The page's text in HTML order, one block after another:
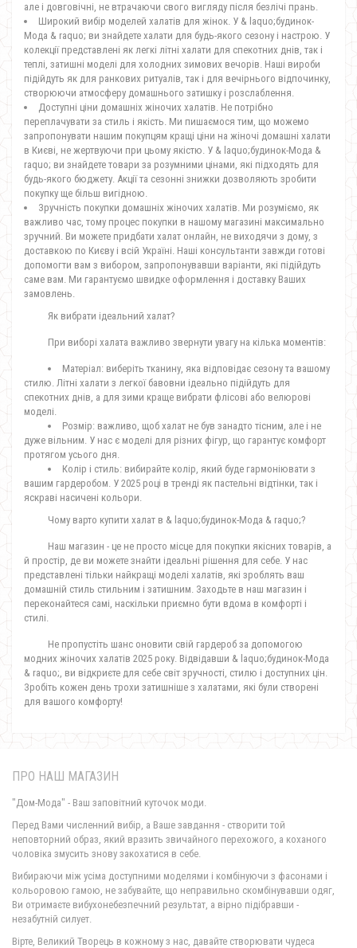
але і довговічні, не втрачаючи свого вигляду після безлічі прань.
Широкий вибір моделей халатів для жінок. У & laquo;будинок-
Мода & raquo; ви знайдете халати для будь-якого сезону і настрою. У
колекції представлені як легкі літні халати для спекотних днів, так і
теплі, затишні моделі для холодних зимових вечорів. Наші вироби
підійдуть як для ранкових ритуалів, так і для вечірнього відпочинку,
створюючи атмосферу домашнього затишку і розслаблення.
Доступні ціни домашніх жіночих халатів. Не потрібно
переплачувати за стиль і якість. Ми пишаємося тим, що можемо
запропонувати нашим покупцям кращі ціни на жіночі домашні халати
в Києві, не жертвуючи при цьому якістю. У & laquo;будинок-Мода &
raquo; ви знайдете товари за розумними цінами, які підходять для
будь-якого бюджету. Акції та сезонні знижки дозволяють зробити
покупку ще більш вигідною.
Зручність покупки домашніх жіночих халатів. Ми розуміємо, як
важливо час, тому процес покупки в нашому магазині максимально
зручний. Ви можете придбати халат онлайн, не виходячи з дому, з
доставкою по Києву і всій Україні. Наші консультанти завжди готові
допомогти вам з вибором, запропонувавши варіанти, які підійдуть
саме вам. Ми гарантуємо швидке оформлення і доставку Ваших
замовлень.
Як вибрати ідеальний халат?
При виборі халата важливо звернути увагу на кілька моментів:
Матеріал: виберіть тканину, яка відповідає сезону та вашому
стилю. Літні халати з легкої бавовни ідеально підійдуть для
спекотних днів, а для зими краще вибрати флісові або велюрові
моделі.
Розмір: важливо, щоб халат не був занадто тісним, але і не
дуже вільним. У нас є моделі для різних фігур, що гарантує комфорт
протягом усього дня.
Колір і стиль: вибирайте колір, який буде гармоніювати з
вашим гардеробом. У 2025 році в тренді як пастельні відтінки, так і
яскраві насичені кольори.
Чому варто купити халат в & laquo;будинок-Мода & raquo;?
Наш магазин - це не просто місце для покупки якісних товарів, а
й простір, де ви можете знайти ідеальні рішення для себе. У нас
представлені тільки найкращі моделі халатів, які зроблять ваш
домашній стиль стильним і затишним. Заходьте в наш магазин і
переконайтеся самі, наскільки приємно бути вдома в комфорті і
стилі.
Не пропустіть шанс оновити свій гардероб за допомогою
модних жіночих халатів 2025 року. Відвідавши & laquo;будинок-Мода
& raquo;, ви відкриєте для себе світ зручності, стилю і доступних цін.
Зробіть кожен день трохи затишніше з халатами, які були створені
для вашого комфорту!
ПРО НАШ МАГАЗИН
"Дом-Мода" - Ваш заповітний куточок моди.
Перед Вами численний вибір, а Ваше завдання - створити той
неповторний образ, який вразить звичайного перехожого, а коханого
чоловіка змусить знову закохатися в себе.
Вибираючи між усіма доступними моделями і комбінуючи з фасонами і
кольоровою гамою, не забувайте, що неправильно скомбінувавши одяг,
Ви отримаєте вибухонебезпечний результат, а вірно підібравши -
незабутній силует.
Вірте, Великий Творець в кожному з нас, давайте створювати чудеса